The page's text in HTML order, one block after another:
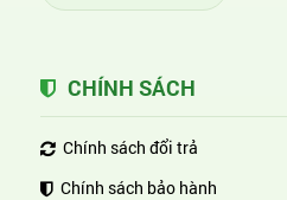
CHÍNH SÁCH
Chính sách đổi trả
Chính sách bảo hành